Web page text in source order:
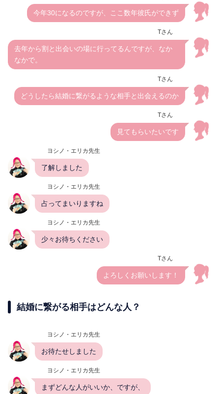
今年30になるのですが、ここ数年彼氏ができず
Tさん
去年から割と出会いの場に行ってるんですが、なか
なかで。
Tさん
どうしたら結婚に繋がるような相手と出会えるのか
Tさん
見てもらいたいです
ヨシノ・エリカ先生
了解しました
ヨシノ・エリカ先生
占ってまいりますね
ヨシノ・エリカ先生
少々お待ちください
Tさん
よろしくお願いします！
結婚に繋がる相手はどんな人？
ヨシノ・エリカ先生
お待たせしました
ヨシノ・エリカ先生
まずどんな人がいいか、ですが、